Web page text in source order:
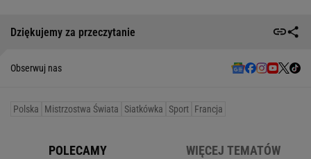
Dziękujemy za przeczytanie
Obserwuj nas
Polska Mistrzostwa Świata Siatkówka Sport Francja
POLECAMY WIĘCEJ TEMATÓW